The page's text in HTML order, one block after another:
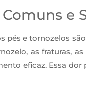
e
pés e tornozelos
as fraturas,
eficaz. Essa